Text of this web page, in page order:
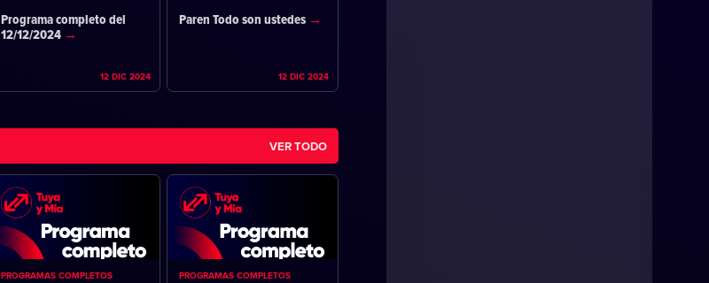
Programa completo del
12/12/2024
12 DIC 2024
Paren Todo son ustedes
12 DIC 2024
VER TODO
PROGRAMAS COMPLETOS PROGRAMAS COMPLETOS